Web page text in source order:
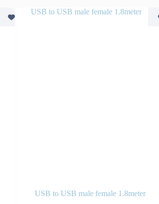
USB to USB male female 1.8meter